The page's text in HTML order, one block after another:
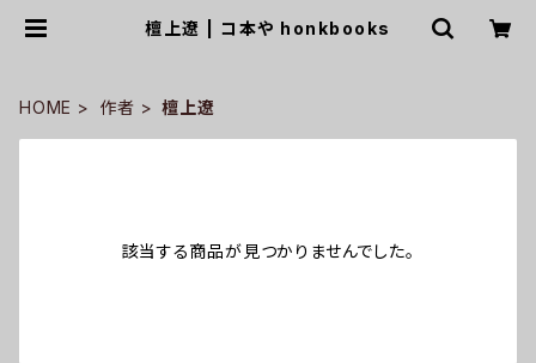
檀上遼 | コ本や honkbooks
HOME 作者 檀上遼
該当する商品が見つかりませんでした。